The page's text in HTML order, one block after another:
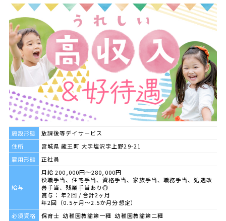
施設形態
放課後等デイサービス
住所
宮城県 蔵王町 大字塩沢字上野29-21
雇用形態
正社員
給与
月給 200,000円～280,000円
役職手当、住宅手当、資格手当、家族手当、職務手当、処遇改
善手当、残業手当あり◎
賞与： 年2回 / 合計2ヶ月
年2回（0.5ヶ月～2.5か月分想定）
必須資格
保育士 幼稚園教諭第一種 幼稚園教諭第二種